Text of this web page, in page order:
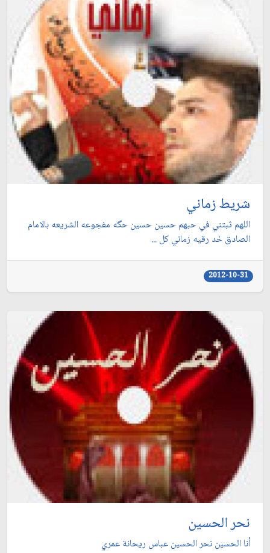
شريط زماني
اللهم ثبتني في حبهم حسين حسين حگه مفجوعه الشريعه بالامام
الصادق خد رقيه زماني كل ...
2012-10-31
نحر الحسين
أنا الحسين نحر الحسين عباس ريحانة عمري